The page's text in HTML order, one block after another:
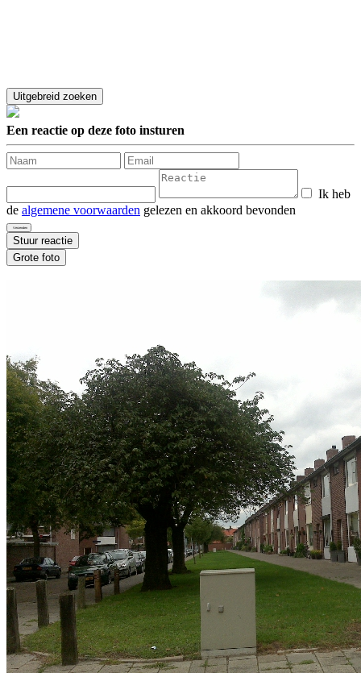
Een reactie op deze foto insturen
Ik heb
de algemene voorwaarden gelezen en akkoord bevonden